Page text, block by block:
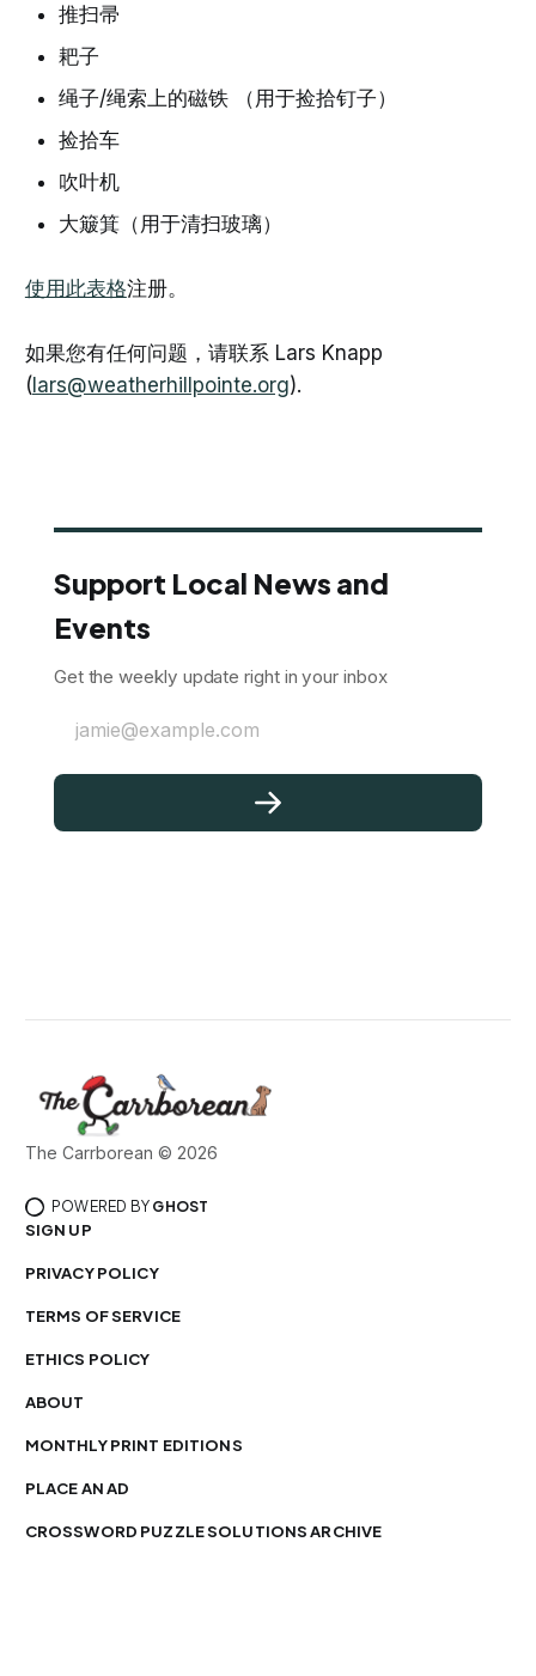
推扫帚
耙子
绳子/绳索上的磁铁 （用于捡拾钉子）
捡拾车
吹叶机
大簸箕（用于清扫玻璃）
使用此表格注册。
如果您有任何问题，请联系 Lars Knapp
( lars@weatherhillpointe.org).
Support Local News and
Events
Get the weekly update right in your inbox
jamie@example.com
The Carrborean © 2026
POWERED BY GHOST
SIGN UP
PRIVACY POLICY
TERMS OF SERVICE
ETHICS POLICY
ABOUT
MONTHLY PRINT EDITIONS
PLACE AN AD
CROSSWORD PUZZLE SOLUTIONS ARCHIVE